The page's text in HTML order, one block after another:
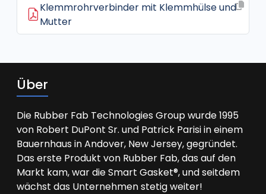
Klemmrohrverbinder mit Klemmhülse und
Mutter
Über
Die Rubber Fab Technologies Group wurde 1995
von Robert DuPont Sr. und Patrick Parisi in einem
Bauernhaus in Andover, New Jersey, gegründet.
Das erste Produkt von Rubber Fab, das auf den
Markt kam, war die Smart Gasket®, und seitdem
wächst das Unternehmen stetig weiter!